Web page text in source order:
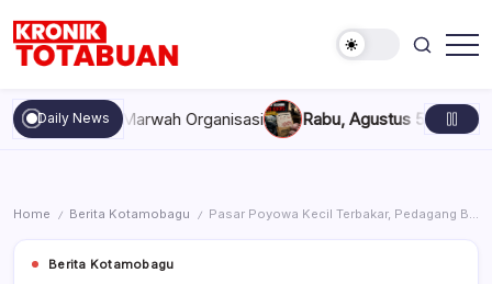
content
Totabuan
hari
ini
Kronik
Daily News
dan Marwah Organisasi Rabu, Agustus 5, 2026 , 11:44
Home / Berita Kotamobagu / Pasar Poyowa Kecil Terbakar, Pedagang Berharap Begini ke Pemkot!
Berita Kotamobagu